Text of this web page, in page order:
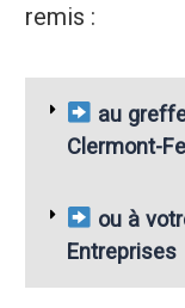
remis :
au
Clermont-
ou à
Entreprises